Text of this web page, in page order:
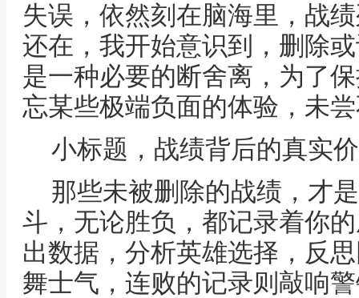
失误，依然刻在脑海里，战
还在，我开始意识到，删除
是一种必要的断舍离，为了
忘某些极端负面的体验，未
小标题，战绩背后的真实
那些未被删除的战绩，才
斗，无论胜负，都记录着你
出数据，分析英雄选择，反
舞士气，连败的记录则敲响